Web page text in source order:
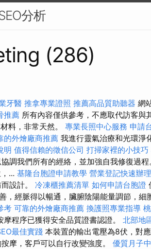
分析
(286)
牙醫 推拿專業證照 推薦高品質助聽器 網
推薦 所有內容僅供參考，不應取代訪客與
料，非常天然。 專業長照中心服務 申請
的外燴廠商推薦 我進行靈氣治療和光環淨
明 值得信賴的徵信公司 打掃家裡的小技巧
調我們所有的經絡，並加強自我修復過程
... 基隆台胞證申請教學 營業登記快速辦理
設計。 冷凍櫃推薦清單 如何申請台胞證
，經脈得以暢通，臟腑陰陽能量調節，細
考 可靠的外燴廠商推薦 換護照專業指導
摩程序已獲得安全品質證書認證。 北部地
最佳實踐 本裝置的輸出電壓為8伏，對
摩，客戶可以自行改變強度。 優質月子